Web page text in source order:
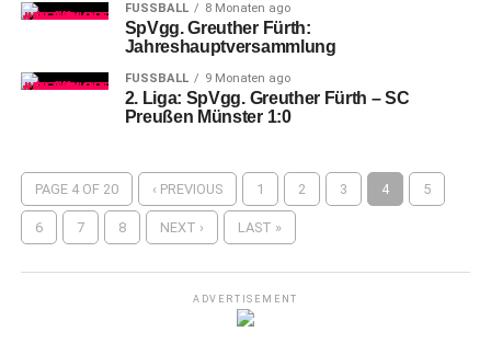
FUSSBALL 8 Monaten ago
SpVgg. Greuther Fürth:
Jahreshauptversammlung
FUSSBALL 9 Monaten ago
2. Liga: SpVgg. Greuther Fürth – SC
Preußen Münster 1:0
PAGE 4 OF 20 ‹ PREVIOUS 1 2 3 4 5
6 7 8 NEXT › LAST »
ADVERTISEMENT